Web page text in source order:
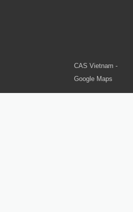
CAS Vietnam -
Google Maps